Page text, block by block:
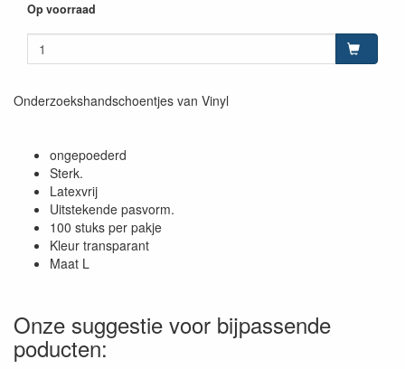
Op voorraad
Onderzoekshandschoentjes van Vinyl
ongepoederd
Sterk.
Latexvrij
Uitstekende pasvorm.
100 stuks per pakje
Kleur transparant
Maat L
Onze suggestie voor bijpassende
poducten: